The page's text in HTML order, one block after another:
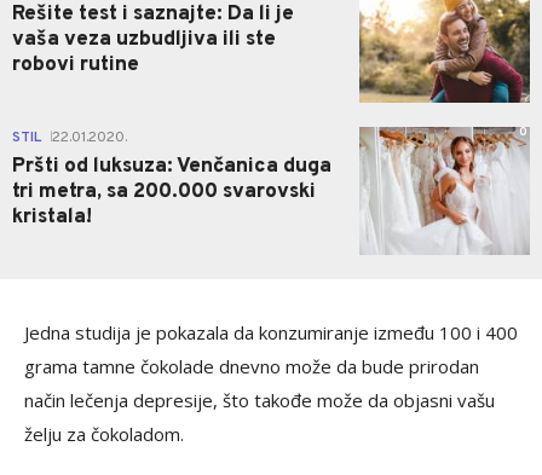
Rešite test i saznajte: Da li je
vaša veza uzbudljiva ili ste
robovi rutine
STIL 22.01.2020.
Pršti od luksuza: Venčanica duga
tri metra, sa 200.000 svarovski
kristala!
0
Jedna studija je pokazala da konzumiranje između 100 i 400
grama tamne čokolade dnevno može da bude prirodan
način lečenja depresije, što takođe može da objasni vašu
želju za čokoladom.